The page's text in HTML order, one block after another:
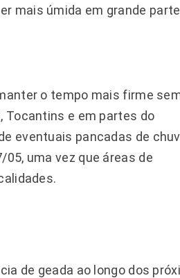
mais úmida em grande
o tempo mais firme
Tocantins e em partes do
eventuais pancadas de
uma vez que áreas de
de geada ao longo dos